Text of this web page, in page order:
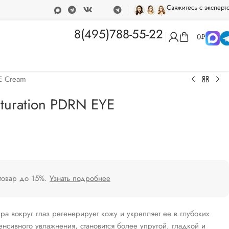
при покупке от 15 000 рублей Программа лояльности
Свяжитесь с
8(495)788-55-22 0₽
Cream
PDRN EYE
до 15%. Узнать подробнее
глаз регенерирует кожу и укрепляет ее в глубоких
увлажнения, становится более упругой, гладкой и